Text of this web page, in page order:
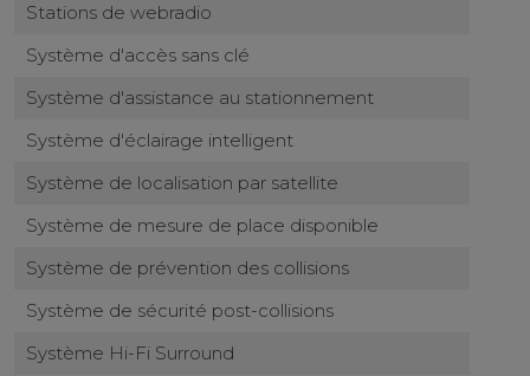
Stations de webradio
Système d'accès sans clé
Système d'assistance au stationnement
Système d'éclairage intelligent
Système de localisation par satellite
Système de mesure de place disponible
Système de prévention des collisions
Système de sécurité post-collisions
Système Hi-Fi Surround